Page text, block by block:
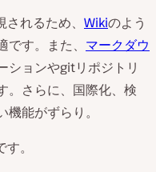
れるため、 Wikiのよう
す。また、 マークダウ
ションやgitリポジトリ
。さらに、国際化、検
能がずらり。
。